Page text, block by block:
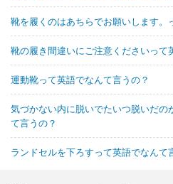
靴を履くのはあちらでお願いします。
靴の履き間違いにご注意くださいって
運動靴って英語でなんて言うの？
気づかない内に脱いでたいつ脱いだの
て言うの？
ランドセルを下ろすって英語でなんて